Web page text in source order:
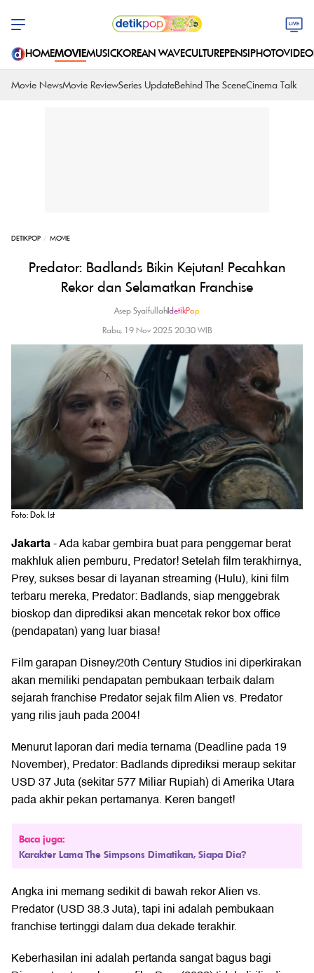
HOMEMOVIEMUSICKOREAN WAVECULTUREPENSIPHOTOVIDEO
Movie NewsMovie ReviewSeries UpdateBehind The SceneCinema Talk
DETIKPOP MOVIE
Predator: Badlands Bikin Kejutan! Pecahkan
Rekor dan Selamatkan Franchise
Asep Syaifullah|detikPop
Rabu, 19 Nov 2025 20:30 WIB
Foto: Dok. Ist
Jakarta- Ada kabar gembira buat para penggemar berat
makhluk alien pemburu, Predator! Setelah film terakhirnya,
Prey, sukses besar di layanan streaming (Hulu), kini film
terbaru mereka, Predator: Badlands, siap menggebrak
bioskop dan diprediksi akan mencetak rekor box office
(pendapatan) yang luar biasa!
Film garapan Disney/20th Century Studios ini diperkirakan
akan memiliki pendapatan pembukaan terbaik dalam
sejarah franchise Predator sejak film Alien vs. Predator
yang rilis jauh pada 2004!
Menurut laporan dari media ternama (Deadline pada 19
November), Predator: Badlands diprediksi meraup sekitar
USD 37 Juta (sekitar 577 Miliar Rupiah) di Amerika Utara
pada akhir pekan pertamanya. Keren banget!
Baca juga:
Karakter Lama The Simpsons Dimatikan, Siapa Dia?
Angka ini memang sedikit di bawah rekor Alien vs.
Predator (USD 38.3 Juta), tapi ini adalah pembukaan
franchise tertinggi dalam dua dekade terakhir.
Keberhasilan ini adalah pertanda sangat bagus bagi